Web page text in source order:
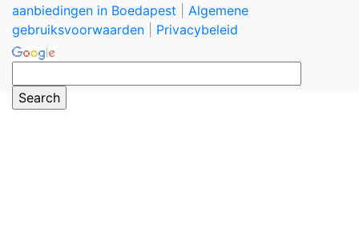
aanbiedingen in Boedapest
Algemene
gebruiksvoorwaarden
Privacybeleid